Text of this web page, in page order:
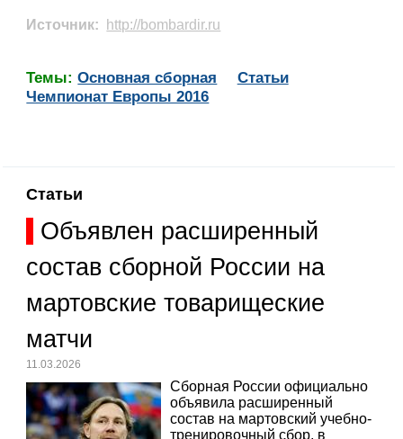
Источник: http://bombardir.ru
Темы:Основная сборная
Статьи
Чемпионат Европы 2016
Статьи
Объявлен расширенный
состав сборной России на
мартовские товарищеские
матчи
11.03.2026
Сборная России официально
объявила расширенный
состав на мартовский учебно-
тренировочный сбор, в